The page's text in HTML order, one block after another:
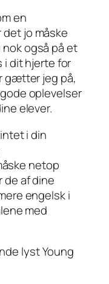
en
jo måske
også på et
i dit hjerte for
gætter jeg på,
oplevelser
elever.
i din
netop
af dine
engelsk i
med
lyst Young